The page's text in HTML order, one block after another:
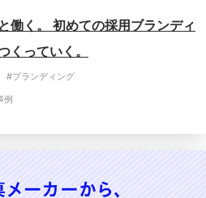
働く。 初めての採用ブランディ
くっていく。
#ブランディング
例